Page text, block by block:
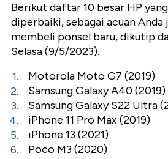
Berikut daftar 10 besar HP
diperbaiki, sebagai acuan Anda
membeli ponsel baru, dikutip
Selasa (9/5/2023).
Motorola Moto G7 (2019)
Samsung Galaxy A40 (2019)
Samsung Galaxy S22 Ultra
iPhone 11 Pro Max (2019)
iPhone 13 (2021)
Poco M3 (2020)